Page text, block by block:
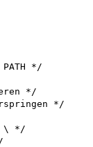
PATH */
*/
*/
\ */